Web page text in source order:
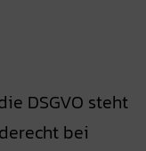
DSGVO steht
bei